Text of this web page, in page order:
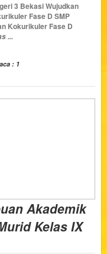
3 Bekasi Wujudkan
Fase D SMP
Kokurikuler Fase D
...
: 1
Akademik
Kelas IX